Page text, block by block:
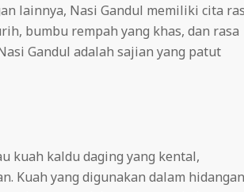
lainnya, Nasi Gandul memiliki cita
bumbu rempah yang khas, dan rasa
Gandul adalah sajian yang patut
kuah kaldu daging yang kental,
Kuah yang digunakan dalam hidangan